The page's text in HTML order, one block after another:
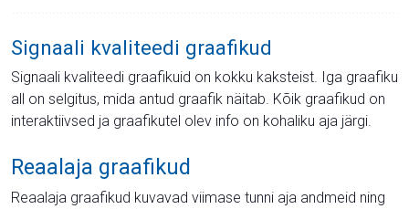
Signaali kvaliteedi graafikud
Signaali kvaliteedi graafikuid on kokku kaksteist. Iga graafiku
all on selgitus, mida antud graafik näitab. Kõik graafikud on
interaktiivsed ja graafikutel olev info on kohaliku aja järgi.
Reaalaja graafikud
Reaalaja graafikud kuvavad viimase tunni aja andmeid ning